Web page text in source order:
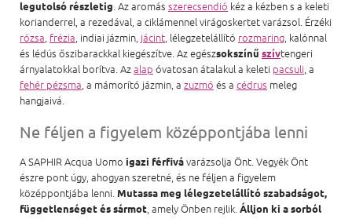
legutolsó részletig. Az aromás szerecsendió kéz a kézben s a keleti
korianderrel, a rezedával, a ciklámennel virágoskertet varázsol. Érzéki
rózsa, frézia, indiai jázmin, jácint, lélegzetelállító rozmaring, kalónnal
és lédús őszibarackkal kiegészítve. Az egészsokszínű szívtengeri
árnyalatokkal borítva. Azalap óvatosan átalakul a keleti pacsuli, a
fehér pézsma, a mámorító jázmin, a zuzmó és a cédrus meleg
hangjaivá.
Ne féljen a figyelem középpontjába lenni
A SAPHIR Acqua Uomo igazi férfivávarázsolja Önt. Vegyék Önt
észre pont úgy, ahogyan szeretné, és ne féljen a figyelem
középpontjába lenni. Mutassa meg lélegzetelállító szabadságot,
függetlenséget és sármot , amely Önben rejlik. Álljon ki a sorból